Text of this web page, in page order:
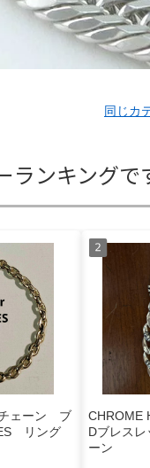
同じカ
ランキングで
ェーン ブ
リング
CHROME
Dブレスレ
ーン